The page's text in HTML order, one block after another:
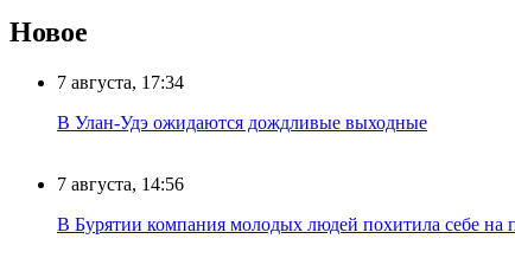
Новое
7 августа, 17:34
В Улан-Удэ ожидаются дождливые выходные
7 августа, 14:56
В Бурятии компания молодых людей похитила себе на